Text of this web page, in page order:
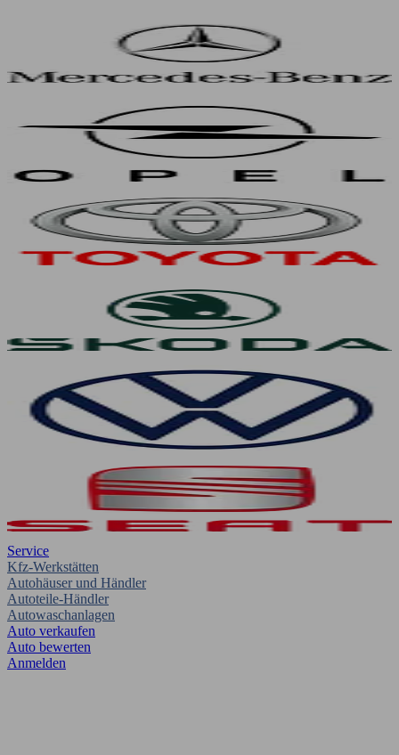
Service
Kfz-Werkstätten
Autohäuser und Händler
Autoteile-Händler
Autowaschanlagen
Auto verkaufen
Auto bewerten
Anmelden